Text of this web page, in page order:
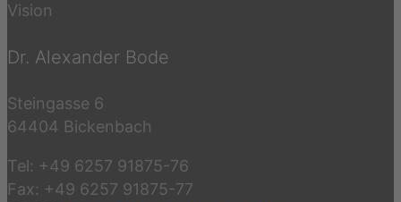
Vision
Dr. Alexander Bode
Steingasse 6
64404 Bickenbach
Tel: +49 6257 91875-76
Fax: +49 6257 91875-77